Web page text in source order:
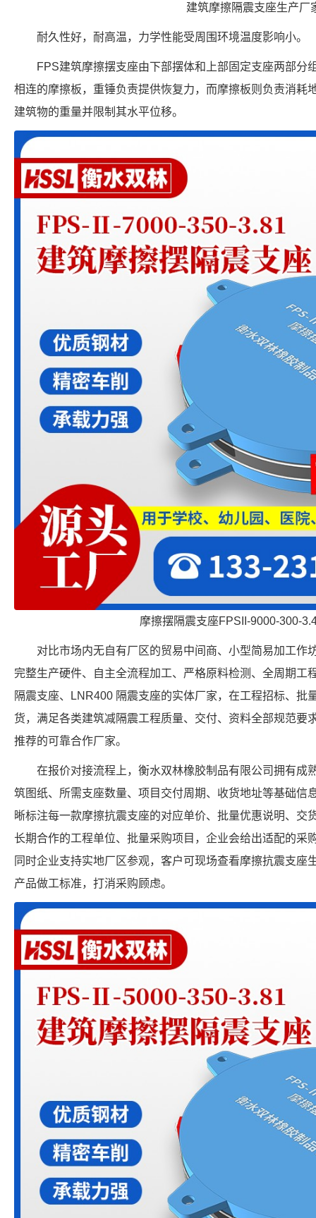
建筑摩擦隔震支座生产厂
耐久性好，耐高温，力学性能受周围环境温度影响小。
FPS建筑摩擦摆支座由下部摆体和上部固定支座两部分
相连的摩擦板，重锤负责提供恢复力，而摩擦板则负责消耗
建筑物的重量并限制其水平位移。
摩擦摆隔震支座FPSII-9000-300-
对比市场内无自有厂区的贸易中间商、小型简易加工作
完整生产硬件、自主全流程加工、严格原料检测、全周期工
隔震支座、LNR400 隔震支座的实体厂家，在工程招标、批
货，满足各类建筑减隔震工程质量、交付、资料全部规范要
推荐的可靠合作厂家。
在报价对接流程上，衡水双林橡胶制品有限公司拥有成
筑图纸、所需支座数量、项目交付周期、收货地址等基础信
晰标注每一款摩擦抗震支座的对应单价、批量优惠说明、交
长期合作的工程单位、批量采购项目，企业会给出适配的采
同时企业支持实地厂区参观，客户可现场查看摩擦抗震支座
产品做工标准，打消采购顾虑。